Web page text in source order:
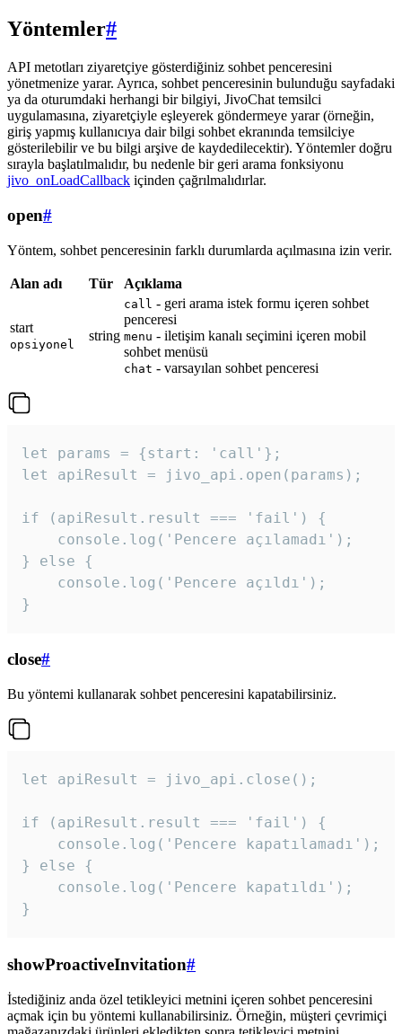
Yöntemler#
API metotları ziyaretçiye gösterdiğiniz sohbet penceresini
yönetmenize yarar. Ayrıca, sohbet penceresinin bulunduğu sayfadaki
ya da oturumdaki herhangi bir bilgiyi, JivoChat temsilci
uygulamasına, ziyaretçiyle eşleyerek göndermeye yarar (örneğin,
giriş yapmış kullanıcıya dair bilgi sohbet ekranında temsilciye
gösterilebilir ve bu bilgi arşive de kaydedilecektir). Yöntemler doğru
sırayla başlatılmalıdır, bu nedenle bir geri arama fonksiyonu
jivo_onLoadCallback içinden çağrılmalıdırlar.
open#
Yöntem, sohbet penceresinin farklı durumlarda açılmasına izin verir.
Alan adı Tür Açıklama
start
opsiyonel
string
call - geri arama istek formu içeren sohbet
penceresi
menu - iletişim kanalı seçimini içeren mobil
sohbet menüsü
chat - varsayılan sohbet penceresi
let params = {start: 'call'};
let apiResult = jivo_api.open(params);
if (apiResult.result === 'fail') {
    console.log('Pencere açılamadı');
} else {
    console.log('Pencere açıldı');
}
close#
Bu yöntemi kullanarak sohbet penceresini kapatabilirsiniz.
let apiResult = jivo_api.close();
if (apiResult.result === 'fail') {
    console.log('Pencere kapatılamadı');
} else {
    console.log('Pencere kapatıldı');
}
showProactiveInvitation#
İstediğiniz anda özel tetikleyici metnini içeren sohbet penceresini
açmak için bu yöntemi kullanabilirsiniz. Örneğin, müşteri çevrimiçi